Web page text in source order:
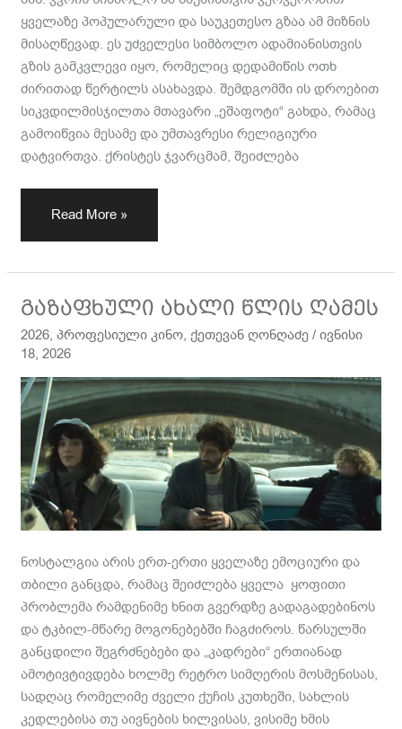
ყველაზე პოპულარული და საუკეთესო გზაა ამ მიზნის
მისაღწევად. ეს უძველესი სიმბოლო ადამიანისთვის
გზის გამკვლევი იყო, რომელიც დედამიწის ოთხ
ძირითად წერტილს ასახავდა. შემდგომში ის დროებით
სიკვდილმისჯილთა მთავარი „ეშაფოტი“ გახდა, რამაც
გამოიწვია მესამე და უმთავრესი რელიგიური
დატვირთვა. ქრისტეს ჯვარცმამ, შეიძლება
Read More »
გაზაფხული ახალი წლის ღამეს
2026,პროფესიული კინო,ქეთევან ღონღაძე /ივნისი
18, 2026
ნოსტალგია არის ერთ-ერთი ყველაზე ემოციური და
თბილი განცდა, რამაც შეიძლება ყველა ყოფითი
პრობლემა რამდენიმე ხნით გვერდზე გადაგადებინოს
და ტკბილ-მწარე მოგონებებში ჩაგძიროს. წარსულში
განცდილი შეგრძნებები და „კადრები“ ერთიანად
ამოტივტივდება ხოლმე რეტრო სიმღერის მოსმენისას,
სადღაც რომელიმე ძველი ქუჩის კუთხეში, სახლის
კედლებისა თუ აივნების ხილვისას, ვისიმე ხმის
გაზაფხული
ახალი
წლის